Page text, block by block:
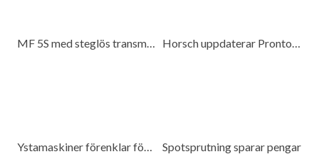
MF 5S med steglös transmission Horsch uppdaterar Pronto 6 DC
Spotsprutning sparar pengar